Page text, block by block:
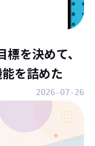
を決めて、
を詰めた
2026-07-26